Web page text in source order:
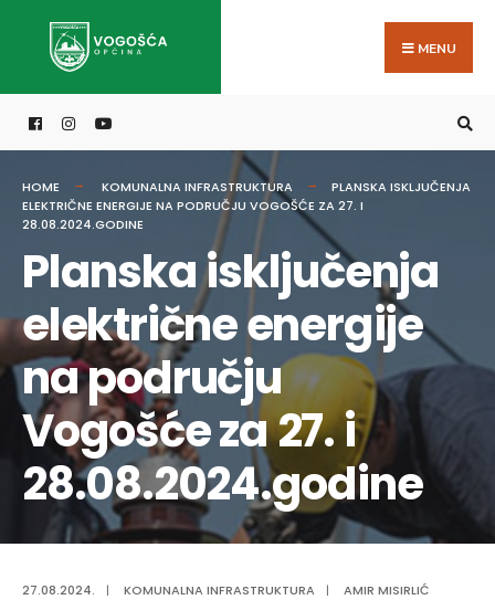
MENU
HOME KOMUNALNA INFRASTRUKTURA
PLANSKA ISKLJUČENJA
ELEKTRIČNE ENERGIJE NA PODRUČJU VOGOŠĆE ZA 27. I
28.08.2024.GODINE
Planska isključenja
električne energije
na području
Vogošće za 27. i
28.08.2024.godine
27.08.2024. | KOMUNALNA INFRASTRUKTURA | AMIR MISIRLIĆ
for: